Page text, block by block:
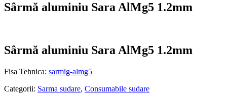
Sârmă aluminiu Sara AlMg5 1.2mm
Sârmă aluminiu Sara AlMg5 1.2mm
Fisa Tehnica: sarmig-almg5
Categorii: Sarma sudare, Consumabile sudare